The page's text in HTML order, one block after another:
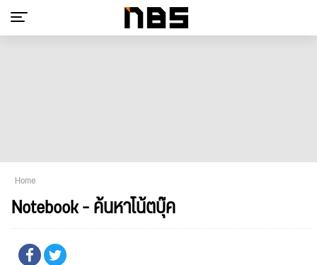
Home
Notebook - ค้นหาโน้ตบุ๊ค